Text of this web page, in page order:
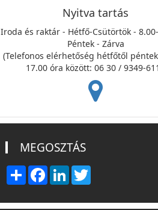
Nyitva tartás
Iroda és raktár - Hétfő-Csütörtök -
Péntek - Zárva
(Telefonos elérhetőség hétfőtől
17.00 óra között: 06 30 / 9349-
MEGOSZTÁS
Share FacebookLinkedIn